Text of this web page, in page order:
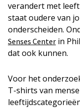
verandert met
staat oudere van
onderscheiden.
Senses Center in
dat ook kunnen.
Voor het
T-shirts van